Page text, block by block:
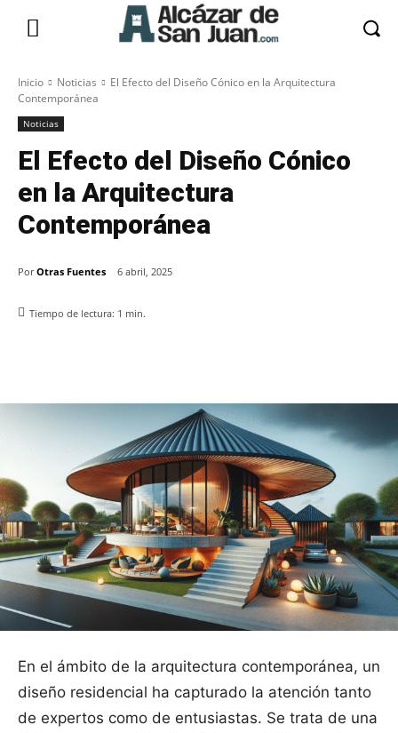
Inicio Noticias
El Efecto del Diseño Cónico en la Arquitectura
Contemporánea
Noticias
El Efecto del Diseño Cónico
en la Arquitectura
Contemporánea
Por Otras Fuentes 6 abril, 2025
Tiempo de lectura: 1 min.
En el ámbito de la arquitectura contemporánea, un
diseño residencial ha capturado la atención tanto
de expertos como de entusiastas. Se trata de una